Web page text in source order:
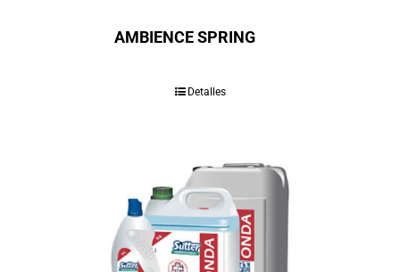
AMBIENCE SPRING
Detalles